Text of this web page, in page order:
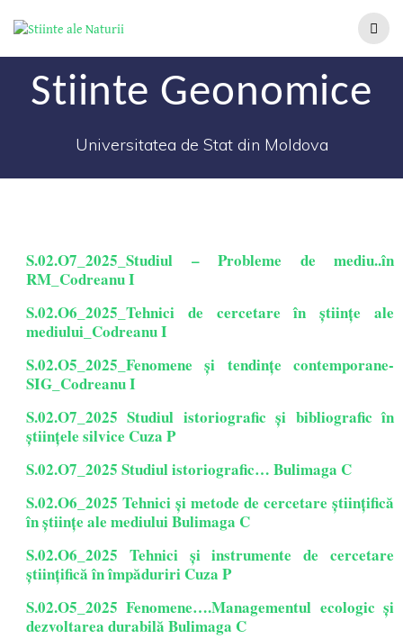
Stiinte Geonomice
Universitatea de Stat din Moldova
S.02.O7_2025_Studiul – Probleme de mediu..în
RM_Codreanu I
S.02.O6_2025_Tehnici de cercetare în științe ale
mediului_Codreanu I
S.02.O5_2025_Fenomene și tendințe contemporane-
SIG_Codreanu I
S.02.O7_2025 Studiul istoriografic și bibliografic în
științele silvice Cuza P
S.02.O7_2025 Studiul istoriografic… Bulimaga C
S.02.O6_2025 Tehnici și metode de cercetare științifică
în științe ale mediului Bulimaga C
S.02.O6_2025 Tehnici și instrumente de cercetare
științifică în împăduriri Cuza P
S.02.O5_2025 Fenomene….Managementul ecologic și
dezvoltarea durabilă Bulimaga C